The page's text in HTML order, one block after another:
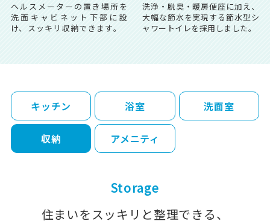
ヘルスメーターの置き場所を
洗面キャビネット下部に設
け、スッキリ収納できます。
洗浄・脱臭・暖房便座に加え、
大幅な節水を実現する節水型シ
ャワートイレを採用しました。
キッチン 浴室 洗面室
収納 アメニティ
Storage
住まいをスッキリと整理できる、